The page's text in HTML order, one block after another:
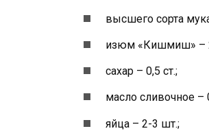
высшего сорта
изюм «Кишмиш» –
сахар – 0,5 ст.;
масло сливочное –
яйца – 2-3 шт.;